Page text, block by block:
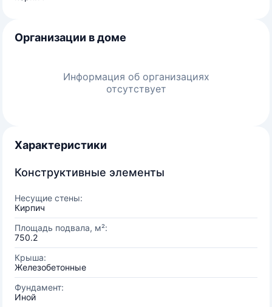
Организации в доме
Информация об организациях
отсутствует
Характеристики
Конструктивные элементы
Несущие стены:
Кирпич
Площадь подвала, м²:
750.2
Крыша:
Железобетонные
Фундамент:
Иной